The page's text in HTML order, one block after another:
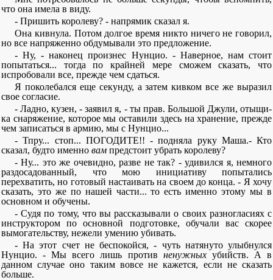
что она имела в виду.
- Пришить королеву? - напрямик сказал я.
Она кивнула. Потом долгое время никто ничего не говорил,
но все напряженно обдумывали это предложение.
- Ну, - наконец произнес Нунцио. - Наверное, нам стоит
попытаться... тогда по крайней мере сможем сказать, что
испробовали все, прежде чем сдаться.
Я поколебался еще секунду, а затем кивком все же выразил
свое согласие.
- Ладно, кузен, - заявил я, - ты прав. Большой Джули, отыщи-
ка снаряжение, которое мы оставили здесь на хранение, прежде
чем записаться в армию, мы с Нунцио...
- Тпру... стоп... ПОГОДИТЕ!! - подняла руку Маша.- Кто
сказал, будто именно вам предстоит убрать королеву?
- Ну... это же очевидно, разве не так? - удивился я, немного
раздосадованный, что мою инициативу попытались
перехватить, но готовый настаивать на своем до конца. - Я хочу
сказать, это же по нашей части... то есть именно этому мы в
основном и обучены.
- Судя по тому, что вы рассказывали о своих разногласиях с
инструктором по основной подготовке, обучали вас скорее
вымогательству, нежели умению убивать.
- На этот счет не беспокойся, - чуть натянуто улыбнулся
Нунцио. - Мы всего лишь против ненужныхубийств. А в
данном случае оно таким вовсе не кажется, если не сказать
больше.